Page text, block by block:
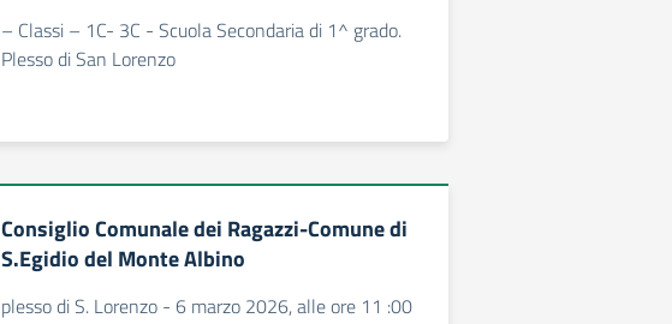
– Classi – 1C- 3C - Scuola Secondaria di 1^ grado.
Plesso di San Lorenzo
Consiglio Comunale dei Ragazzi-Comune di
S.Egidio del Monte Albino
plesso di S. Lorenzo - 6 marzo 2026, alle ore 11 :00